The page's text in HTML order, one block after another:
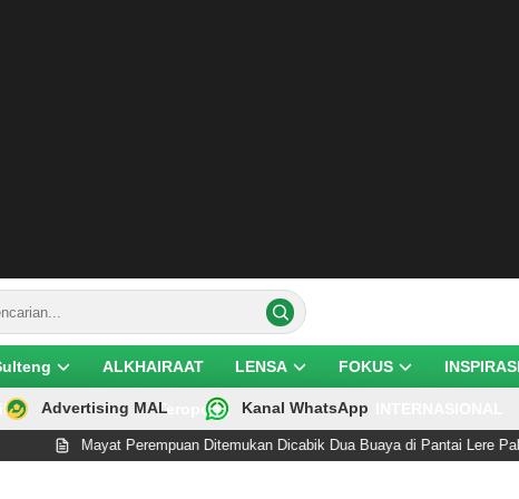
ALKHAIRAAT LENSA FOKUS INSPIRASI
Teropong
Advertising MAL Kanal WhatsApp
Mayat Perempuan Ditemukan Dicabik Dua Buaya di Pantai Lere Palu